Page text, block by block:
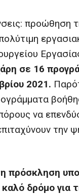
προώθηση
σε 16
2021.
να
την
πρόσκληση
καλό δρόμο για